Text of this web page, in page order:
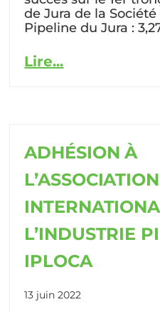
de Jura de la
Pipeline du Jura :
Lire...
ADHÉSION À
L’ASSOCIATION
L’INDUSTRIE
IPLOCA
13 juin 2022